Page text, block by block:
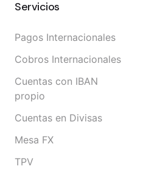
Servicios
Pagos Internacionales
Cobros Internacionales
Cuentas con IBAN
propio
Cuentas en Divisas
Mesa FX
TPV